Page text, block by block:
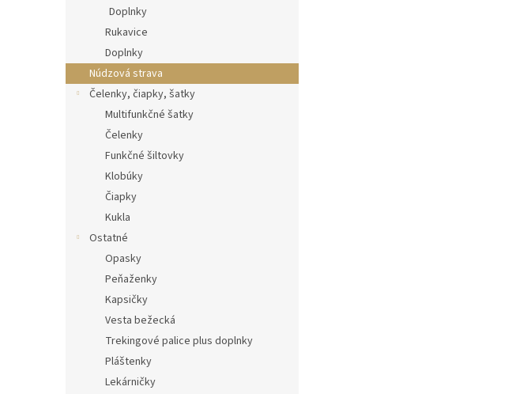
Doplnky
Rukavice
Doplnky
Núdzová strava
Čelenky, čiapky, šatky
Multifunkčné šatky
Čelenky
Funkčné šiltovky
Klobúky
Čiapky
Kukla
Ostatné
Opasky
Peňaženky
Kapsičky
Vesta bežecká
Trekingové palice plus doplnky
Pláštenky
Lekárničky